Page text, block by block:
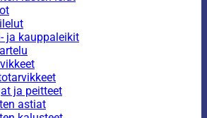
ja kauppaleikit
ja peitteet
astiat